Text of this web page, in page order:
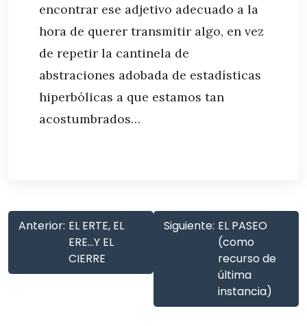
encontrar ese adjetivo adecuado a la
hora de querer transmitir algo, en vez
de repetir la cantinela de
abstraciones adobada de estadísticas
hiperbólicas a que estamos tan
acostumbrados…
Anterior: EL ERTE, EL
ERE…Y EL
CIERRE
Siguiente: EL PASEO
(como
recurso de
última
instancia)